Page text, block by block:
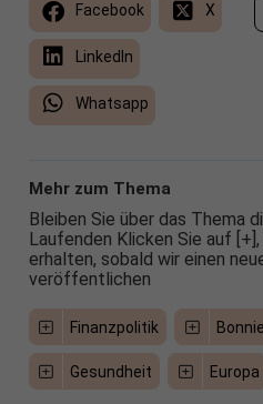
Facebook X
LinkedIn
Whatsapp
Mehr zum Thema
Bleiben Sie über das Thema
Laufenden Klicken Sie auf
erhalten, sobald wir einen
veröffentlichen
Finanzpolitik
Gesundheit Europa